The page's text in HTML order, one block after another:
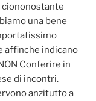
ciononostante
una bene
affinche indicano
Conferire in
di incontri.
anzitutto a